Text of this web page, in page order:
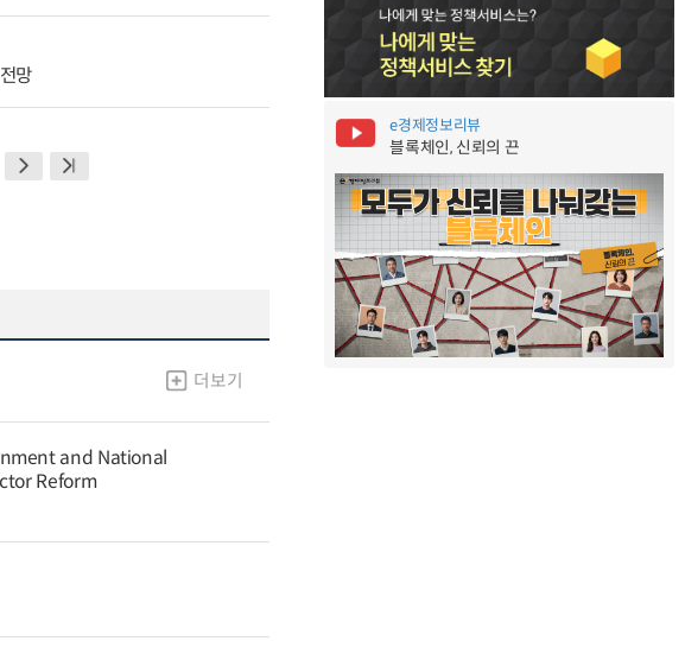
망
더보기
and National
Reform
e경제정보리뷰
블록체인, 신뢰의 끈